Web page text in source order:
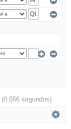
(0.056 segundos)